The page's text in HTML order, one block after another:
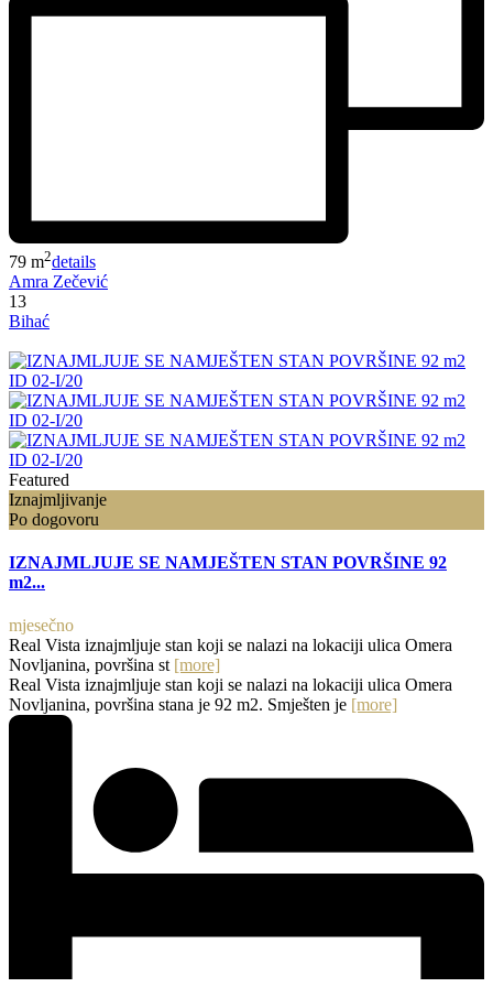
79 m2details
Amra Zečević
13
Bihać
Featured
Iznajmljivanje
Po dogovoru
IZNAJMLJUJE SE NAMJEŠTEN STAN POVRŠINE 92
m2...
mjesečno
Real Vista iznajmljuje stan koji se nalazi na lokaciji ulica Omera
Novljanina, površina st [more]
Real Vista iznajmljuje stan koji se nalazi na lokaciji ulica Omera
Novljanina, površina stana je 92 m2. Smješten je [more]